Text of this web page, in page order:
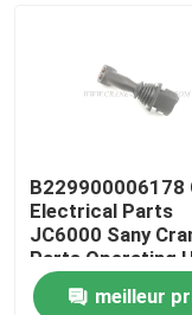
Crane Boom
Crane Light
Pièces de grue
B229900006178
Electrical Parts
JC6000 Sany
Parts Operating
meilleur